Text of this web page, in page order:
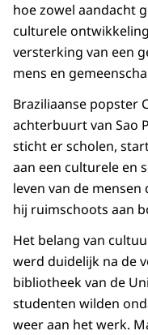
hoe zowel aandacht
culturele
versterking van een
mens en
Braziliaanse popster
achterbuurt van Sao
sticht er scholen,
aan een culturele en
leven van de
hij ruimschoots aan
Het belang van
werd duidelijk na de
bibliotheek van de
studenten wilden
weer aan het werk.